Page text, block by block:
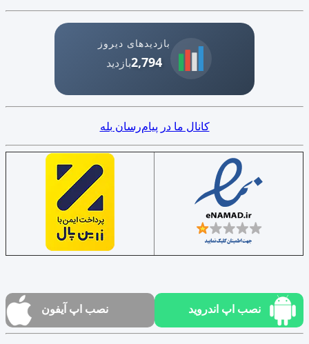
بازدیدهای دیروز
2,794بازدید
کانال ما در پیام‌رسان بله
نصب اپ اندروید نصب اپ آیفون